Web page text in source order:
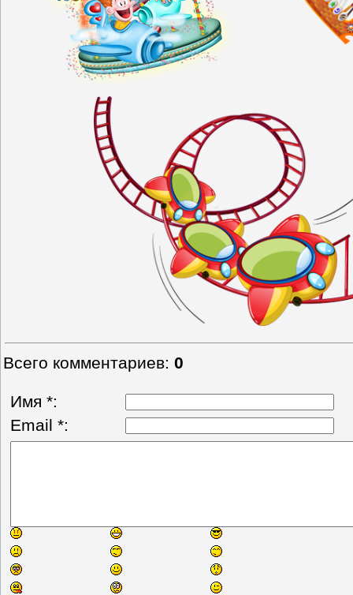
Всего комментариев: 0
Имя *:
Email *: